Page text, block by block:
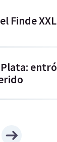
Finde XXL
entró